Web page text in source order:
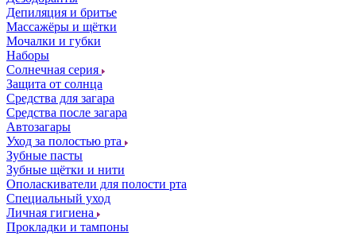
Депиляция и бритье
Массажёры и щётки
Мочалки и губки
Наборы
Солнечная серия
Защита от солнца
Средства для загара
Средства после загара
Автозагары
Уход за полостью рта
Зубные пасты
Зубные щётки и нити
Ополаскиватели для полости рта
Специальный уход
Личная гигиена
Прокладки и тампоны